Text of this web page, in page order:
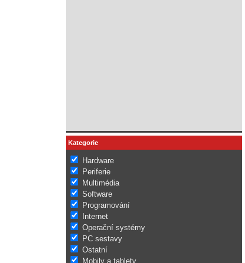
Kategorie
Hardware
Periferie
Multimédia
Software
Programování
Internet
Operační systémy
PC sestavy
Ostatní
Mobily a tablety